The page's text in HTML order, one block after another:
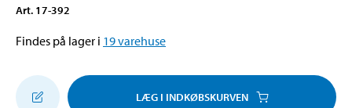
Art. 17-392
Findes på lager i 19varehuse
LÆG I INDKØBSKURVEN